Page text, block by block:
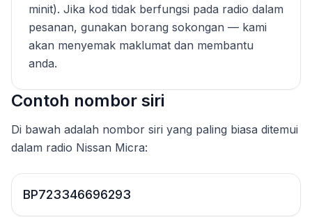
minit). Jika kod tidak berfungsi pada radio dalam
pesanan, gunakan borang sokongan — kami
akan menyemak maklumat dan membantu
anda.
Contoh nombor siri
Di bawah adalah nombor siri yang paling biasa ditemui
dalam radio Nissan Micra:
BP723346696293